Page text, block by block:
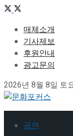
매체소개
기사제보
후원안내
광고문의
2026년 8월 8일 토
공연